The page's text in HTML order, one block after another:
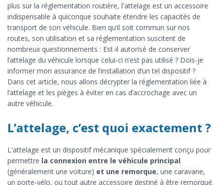
plus sur la réglementation routière, l'attelage est un accessoire
indispensable à quiconque souhaite étendre les capacités de
transport de son véhicule. Bien qu’il soit commun sur nos
routes, son utilisation et sa réglementation suscitent de
nombreux questionnements : Est-il autorisé de conserver
l’attelage du véhicule lorsque celui-ci n’est pas utilisé ? Dois-je
informer mon assurance de l’installation d’un tel dispositif ?
Dans cet article, nous allons décrypter la réglementation liée à
l’attelage et les pièges à éviter en cas d’accrochage avec un
autre véhicule.
L’attelage, c’est quoi exactement ?
L'attelage est un dispositif mécanique spécialement conçu pour
permettre la connexion entre le véhicule principal
(généralement une voiture) et une remorque, une caravane,
un porte-vélo, ou tout autre accessoire destiné à être remorqué.